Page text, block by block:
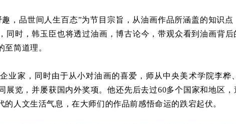
品世间人生百态”为节目宗旨，从油画作品所涵盖的知识点
同时，韩玉臣也将透过油画，博古论今，带观众看到油画背
简道理。
家，同时由于从小对油画的喜爱，师从中央美术学院李桦
展览，并屡获国内外奖项。他还先后去过60多个国家和地区
人文生活气息，在大师们的作品前感悟命运的跌宕起伏。